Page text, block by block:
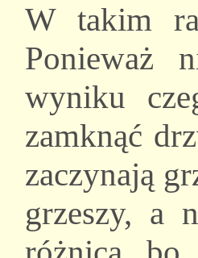
W takim
Ponieważ
wyniku
zamknąć
zaczynają
grzeszy, a